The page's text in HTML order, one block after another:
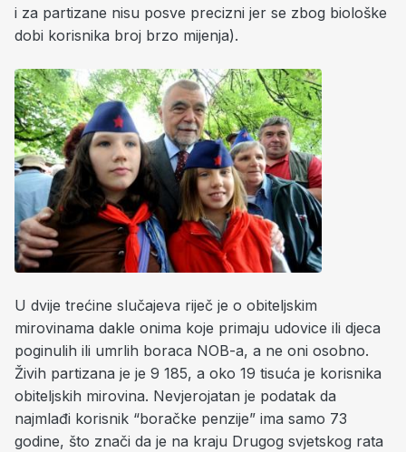
i za partizane nisu posve precizni jer se zbog biološke
dobi korisnika broj brzo mijenja).
U dvije trećine slučajeva riječ je o obiteljskim
mirovinama dakle onima koje primaju udovice ili djeca
poginulih ili umrlih boraca NOB-a, a ne oni osobno.
Živih partizana je je 9 185, a oko 19 tisuća je korisnika
obiteljskih mirovina. Nevjerojatan je podatak da
najmlađi korisnik “boračke penzije” ima samo 73
godine, što znači da je na kraju Drugog svjetskog rata